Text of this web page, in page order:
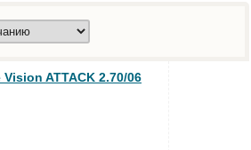
ATTACK 2.70/06